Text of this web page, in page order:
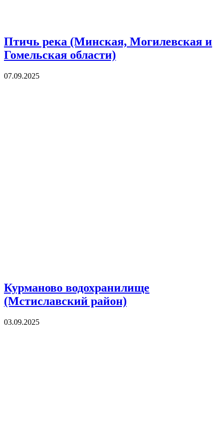
Птичь река (Минская, Могилевская и
Гомельская области)
07.09.2025
Курманово водохранилище
(Мстиславский район)
03.09.2025